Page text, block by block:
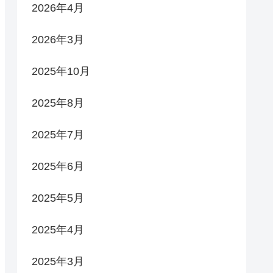
2026年4月
2026年3月
2025年10月
2025年8月
2025年7月
2025年6月
2025年5月
2025年4月
2025年3月